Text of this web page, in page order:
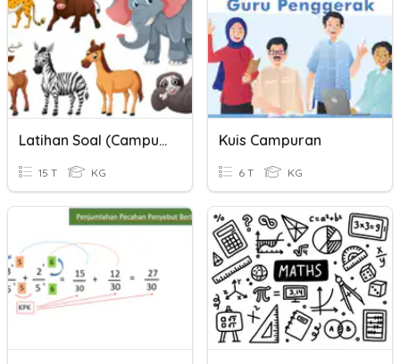
Latihan Soal (campuran)
15 T KG
Kuis Campuran
6 T KG